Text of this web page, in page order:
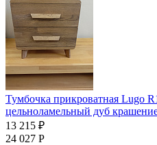
Тумбочка прикроватная Lugo
цельноламельный дуб
13 215 ₽
24 027 Р